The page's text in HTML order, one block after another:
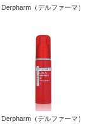
Derpharm（デルファーマ）
Derpharm（デルファーマ）